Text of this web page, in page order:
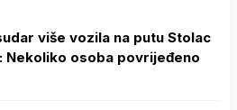
više vozila na putu Stolac
Nekoliko osoba povrijeđeno